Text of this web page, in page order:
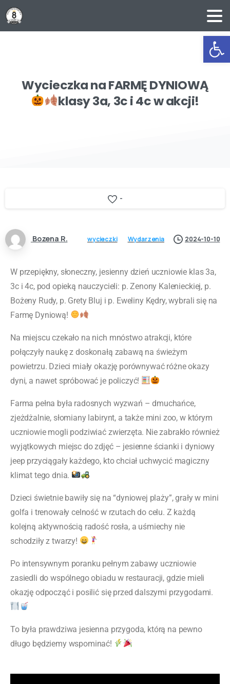
WycieczkanaFARMĘDYNIOWĄ
klasy3a, 3ci4cwakcji!
-
Bozena R. wycieczki Wydarzenia 2024-10-10
W przepiękny, słoneczny, jesienny dzień uczniowie klas 3a,
3c i 4c, pod opieką nauczycieli: p. Zenony Kalenieckiej, p.
Bożeny Rudy, p. Grety Bluj i p. Eweliny Kędry, wybrali się na
Farmę Dyniową!
Na miejscu czekało na nich mnóstwo atrakcji, które
połączyły naukę z doskonałą zabawą na świeżym
powietrzu. Dzieci miały okazję porównywać różne okazy
dyni, a nawet spróbować je policzyć!
Farma pełna była radosnych wyzwań – dmuchańce,
zjeżdżalnie, słomiany labirynt, a także mini zoo, w którym
uczniowie mogli podziwiać zwierzęta. Nie zabrakło również
wyjątkowych miejsc do zdjęć – jesienne ścianki i dyniowy
jeep przyciągały każdego, kto chciał uchwycić magiczny
klimat tego dnia.
Dzieci świetnie bawiły się na “dyniowej plaży”, grały w mini
golfa i trenowały celność w rzutach do celu. Z każdą
kolejną aktywnością radość rosła, a uśmiechy nie
schodziły z twarzy!
Po intensywnym poranku pełnym zabawy uczniowie
zasiedli do wspólnego obiadu w restauracji, gdzie mieli
okazję odpocząć i posilić się przed dalszymi przygodami.
To była prawdziwa jesienna przygoda, którą na pewno
długo będziemy wspominać!